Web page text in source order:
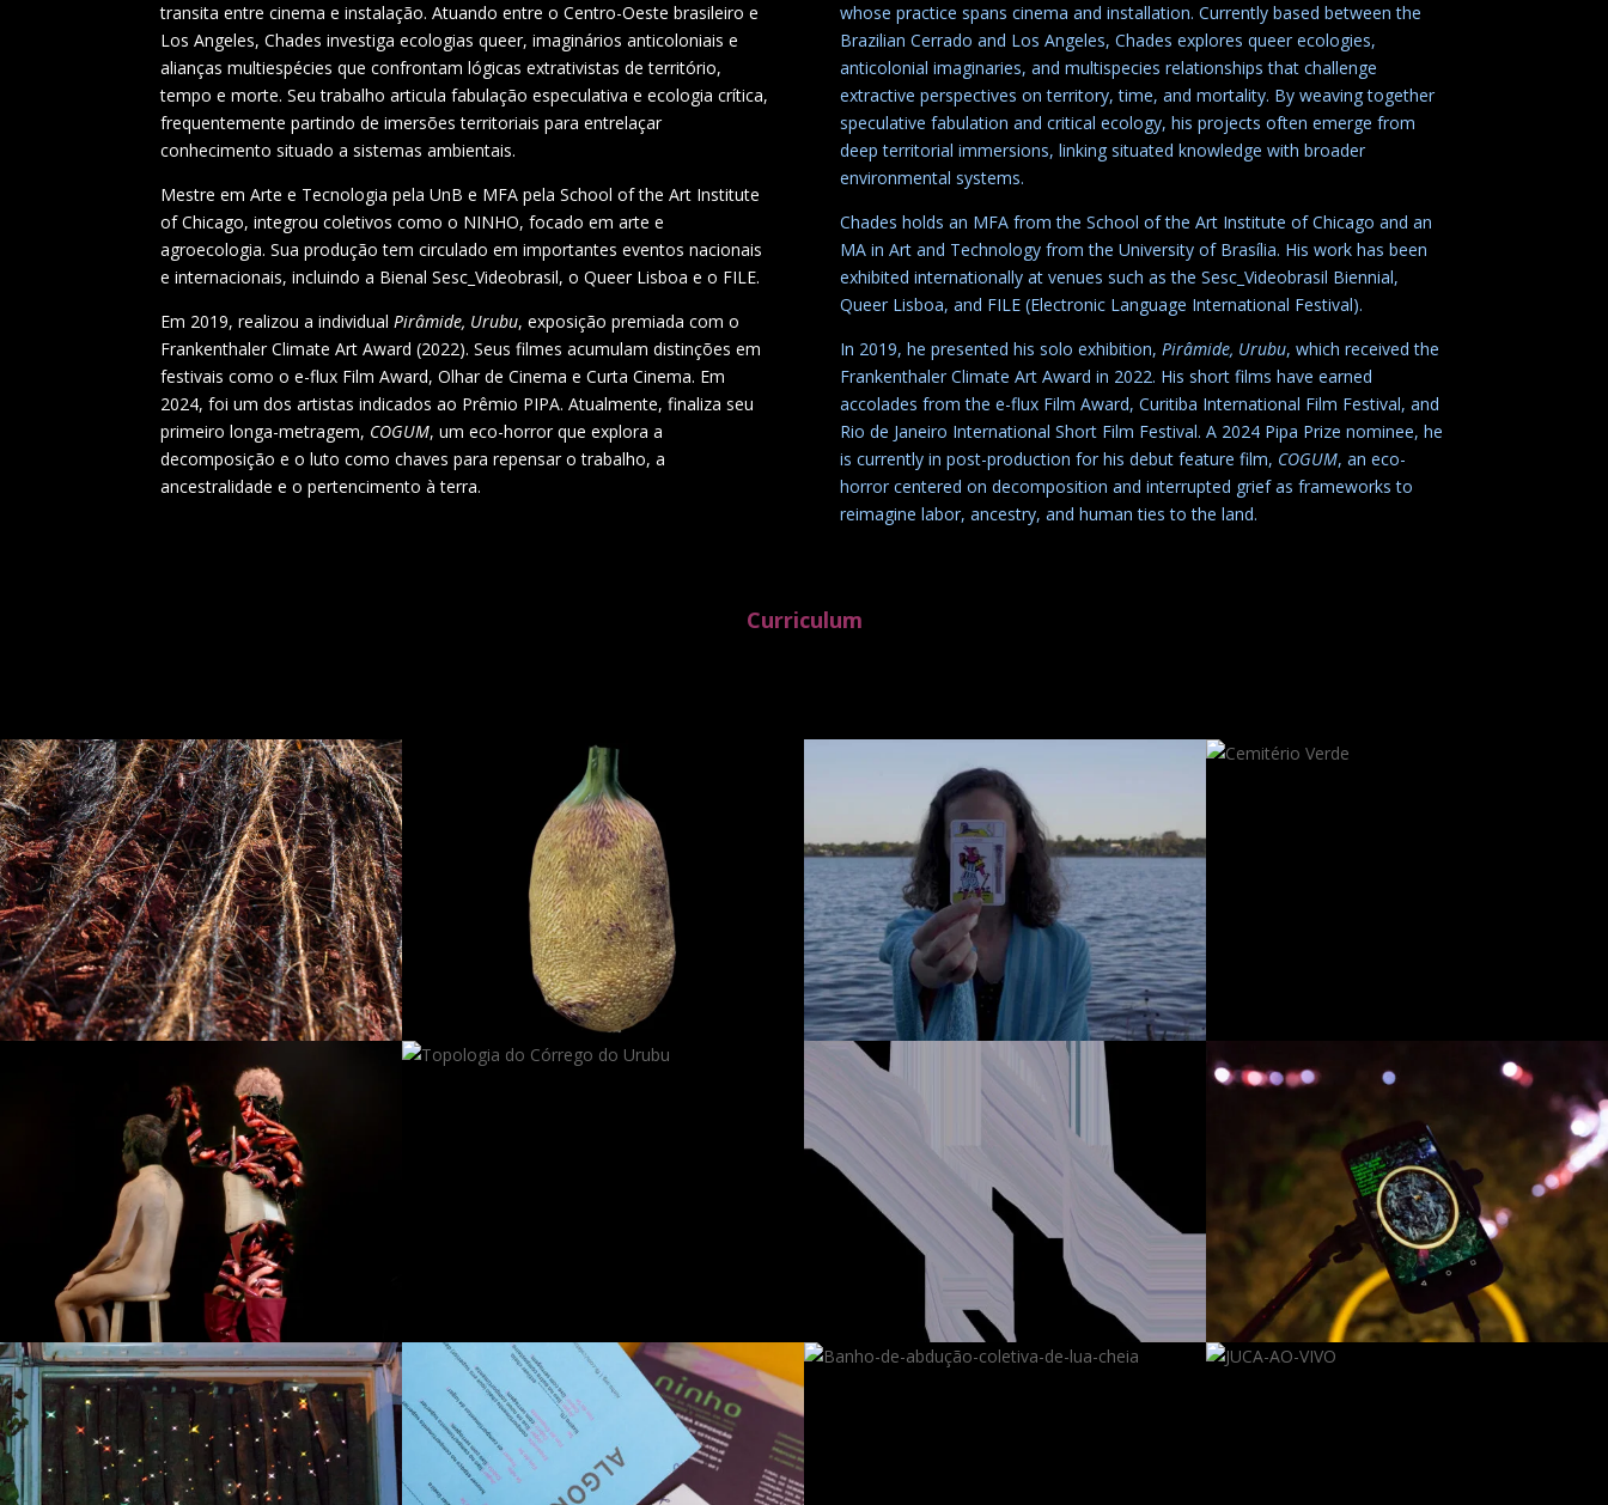
transita entre cinema e instalação. Atuando entre o Centro-Oeste brasileiro e
Los Angeles, Chades investiga ecologias queer, imaginários anticoloniais e
alianças multiespécies que confrontam lógicas extrativistas de território,
tempo e morte. Seu trabalho articula fabulação especulativa e ecologia crítica,
frequentemente partindo de imersões territoriais para entrelaçar
conhecimento situado a sistemas ambientais.
Mestre em Arte e Tecnologia pela UnB e MFA pela School of the Art Institute
of Chicago, integrou coletivos como o NINHO, focado em arte e
agroecologia. Sua produção tem circulado em importantes eventos nacionais
e internacionais, incluindo a Bienal Sesc_Videobrasil, o Queer Lisboa e o FILE.
Em 2019, realizou a individualPirâmide, Urubu, exposição premiada com o
Frankenthaler Climate Art Award (2022). Seus filmes acumulam distinções em
festivais como o e-flux Film Award, Olhar de Cinema e Curta Cinema. Em
2024, foi um dos artistas indicados ao Prêmio PIPA. Atualmente, finaliza seu
primeiro longa-metragem, COGUM, um eco-horror que explora a
decomposição e o luto como chaves para repensar o trabalho, a
ancestralidade e o pertencimento à terra.
whose practice spans cinema and installation. Currently based between the
Brazilian Cerrado and Los Angeles, Chades explores queer ecologies,
anticolonial imaginaries, and multispecies relationships that challenge
extractive perspectives on territory, time, and mortality. By weaving together
speculative fabulation and critical ecology, his projects often emerge from
deep territorial immersions, linking situated knowledge with broader
environmental systems.
Chades holds an MFA from the School of the Art Institute of Chicago and an
MA in Art and Technology from the University of Brasília. His work has been
exhibited internationally at venues such as the Sesc_Videobrasil Biennial,
Queer Lisboa, and FILE (Electronic Language International Festival).
In 2019, he presented his solo exhibition, Pirâmide, Urubu, which received the
Frankenthaler Climate Art Award in 2022. His short films have earned
accolades from the e-flux Film Award, Curitiba International Film Festival, and
Rio de Janeiro International Short Film Festival. A 2024 Pipa Prize nominee, he
is currently in post-production for his debut feature film, COGUM, an eco-
horror centered on decomposition and interrupted grief as frameworks to
reimagine labor, ancestry, and human ties to the land.
Curriculum